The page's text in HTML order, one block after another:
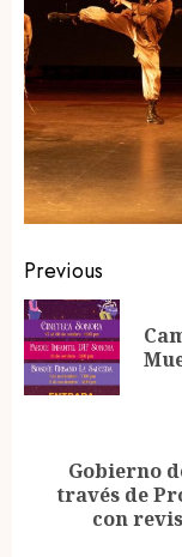
Post
Previous
Next
Gobierno
través de
con